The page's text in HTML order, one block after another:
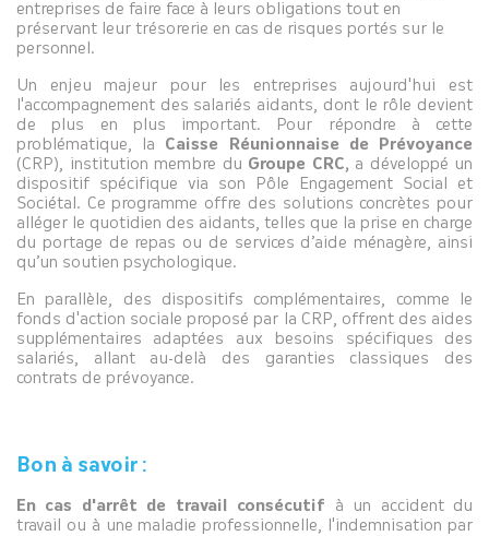
entreprises de faire face à leurs obligations tout en
préservant leur trésorerie en cas de risques portés sur le
personnel.
Un enjeu majeur pour les entreprises aujourd'hui est
l'accompagnement des salariés aidants, dont le rôle devient
de plus en plus important. Pour répondre à cette
problématique, la Caisse Réunionnaise de Prévoyance
(CRP), institution membre du Groupe CRC, a développé un
dispositif spécifique via son Pôle Engagement Social et
Sociétal. Ce programme offre des solutions concrètes pour
alléger le quotidien des aidants, telles que la prise en charge
du portage de repas ou de services d’aide ménagère, ainsi
qu’un soutien psychologique.
En parallèle, des dispositifs complémentaires, comme le
fonds d'action sociale proposé par la CRP, offrent des aides
supplémentaires adaptées aux besoins spécifiques des
salariés, allant au-delà des garanties classiques des
contrats de prévoyance.
Bon à savoir :
En cas d'arrêt de travail consécutif à un accident du
travail ou à une maladie professionnelle, l'indemnisation par